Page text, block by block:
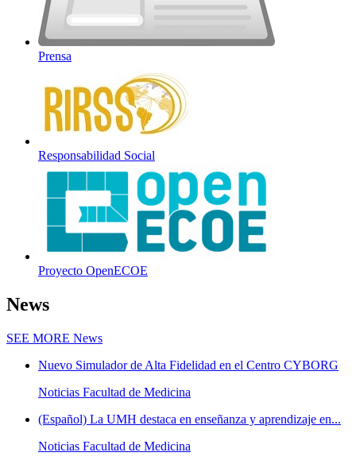
Prensa
Responsabilidad Social
Proyecto OpenECOE
News
SEE MORE News
Nuevo Simulador de Alta Fidelidad en el Centro CYBORG
Noticias Facultad de Medicina
(Español) La UMH destaca en enseñanza y aprendizaje en...
Noticias Facultad de Medicina